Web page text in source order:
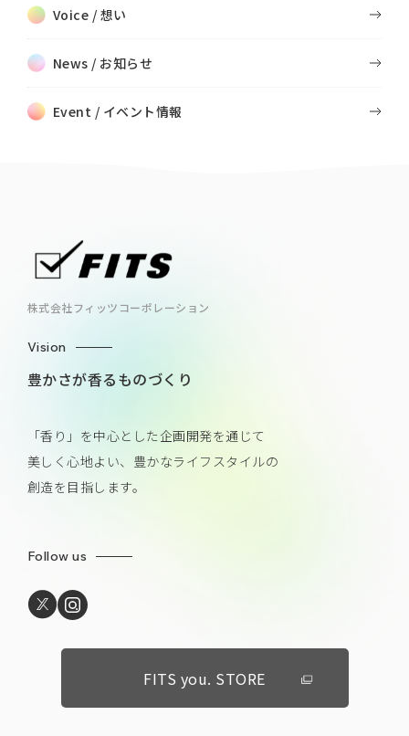
Voice / 想い
News / お知らせ
Event / イベント情報
株式会社フィッツコーポレーション
Vision
豊かさが香るものづくり
「香り」を中心とした企画開発を通じて
美しく心地よい、豊かなライフスタイルの
創造を目指します。
Follow us
FITS you. STORE